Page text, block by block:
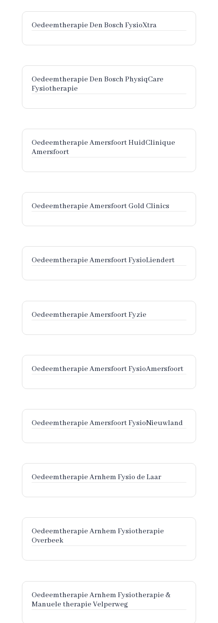
Oedeemtherapie Den Bosch FysioXtra
Oedeemtherapie Den Bosch PhysiqCare
Fysiotherapie
Oedeemtherapie Amersfoort HuidClinique
Amersfoort
Oedeemtherapie Amersfoort Gold Clinics
Oedeemtherapie Amersfoort FysioLiendert
Oedeemtherapie Amersfoort Fyzie
Oedeemtherapie Amersfoort FysioAmersfoort
Oedeemtherapie Amersfoort FysioNieuwland
Oedeemtherapie Arnhem Fysio de Laar
Oedeemtherapie Arnhem Fysiotherapie
Overbeek
Oedeemtherapie Arnhem Fysiotherapie &
Manuele therapie Velperweg